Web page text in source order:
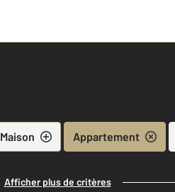
Maison Appartement
Afficher plus de critères